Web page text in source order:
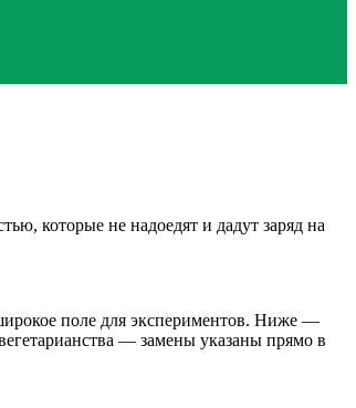
которые не надоедят и дадут заряд на
поле для экспериментов. Ниже —
— замены указаны прямо в